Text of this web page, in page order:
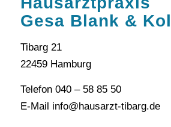
Gesa Blank &
Tibarg 21
22459 Hamburg
Telefon 040 – 58 85 50
E-Mail info@hausarzt-tibarg.de